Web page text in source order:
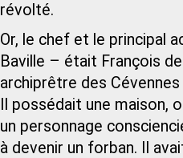
révolté.
Or, le chef et le principal
Baville – était François
archiprêtre des
Il possédait une
un personnage
à devenir un forban. Il